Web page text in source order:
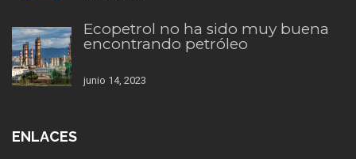
Ecopetrol no ha sido muy buena
encontrando petróleo
junio 14, 2023
ENLACES